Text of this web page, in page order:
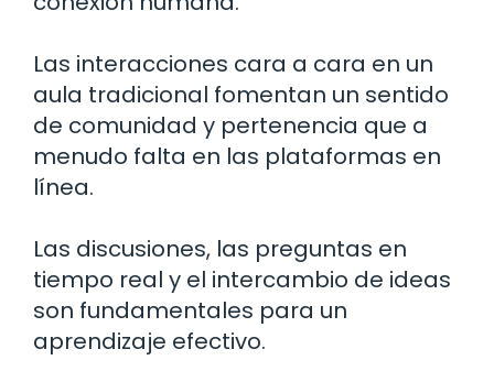
Las interacciones cara a cara en un
aula tradicional fomentan un sentido
de comunidad y pertenencia que a
menudo falta en las plataformas en
línea.
Las discusiones, las preguntas en
tiempo real y el intercambio de ideas
son fundamentales para un
aprendizaje efectivo.